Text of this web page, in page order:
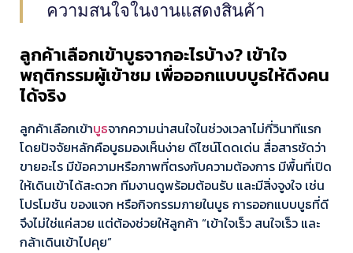
ความสนใจในงานแสดงสินค้า
ลูกค้าเลือกเข้าบูธจากอะไรบ้าง? เข้าใจ
พฤติกรรมผู้เข้าชม เพื่อออกแบบบูธให้ดึงคน
ได้จริง
ลูกค้าเลือกเข้าบูธจากความน่าสนใจในช่วงเวลาไม่กี่วินาทีแรก
โดยปัจจัยหลักคือบูธมองเห็นง่าย ดีไซน์โดดเด่น สื่อสารชัดว่า
ขายอะไร มีข้อความหรือภาพที่ตรงกับความต้องการ มีพื้นที่เปิด
ให้เดินเข้าได้สะดวก ทีมงานดูพร้อมต้อนรับ และมีสิ่งจูงใจ เช่น
โปรโมชัน ของแจก หรือกิจกรรมภายในบูธ การออกแบบบูธที่ดี
จึงไม่ใช่แค่สวย แต่ต้องช่วยให้ลูกค้า “เข้าใจเร็ว สนใจเร็ว และ
กล้าเดินเข้าไปคุย”